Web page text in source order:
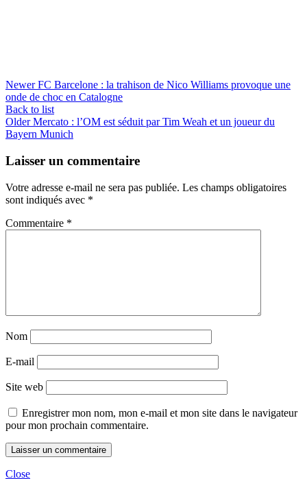
Newer FC Barcelone : la trahison de Nico Williams provoque une
onde de choc en Catalogne
Back to list
Older Mercato : l’OM est séduit par Tim Weah et un joueur du
Bayern Munich
Laisser un commentaire
Votre adresse e-mail ne sera pas publiée. Les champs obligatoires
sont indiqués avec *
Commentaire *
Nom
E-mail
Site web
Enregistrer mon nom, mon e-mail et mon site dans le navigateur
pour mon prochain commentaire.
Close